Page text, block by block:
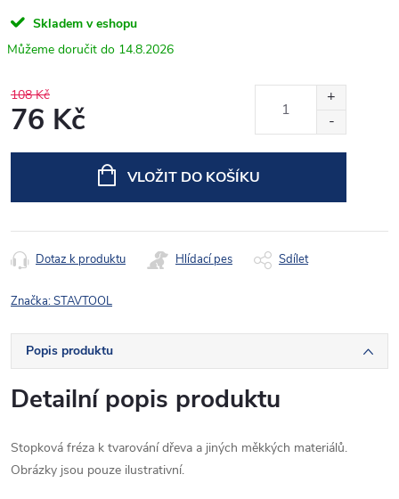
Skladem v eshopu
14.8.2026
108 Kč
76 Kč
VLOŽIT DO KOŠÍKU
Dotaz k produktu Hlídací pes Sdílet
Značka:STAVTOOL
Popis produktu
Detailní popis produktu
Stopková fréza k tvarování dřeva a jiných měkkých materiálů.
Obrázky jsou pouze ilustrativní.